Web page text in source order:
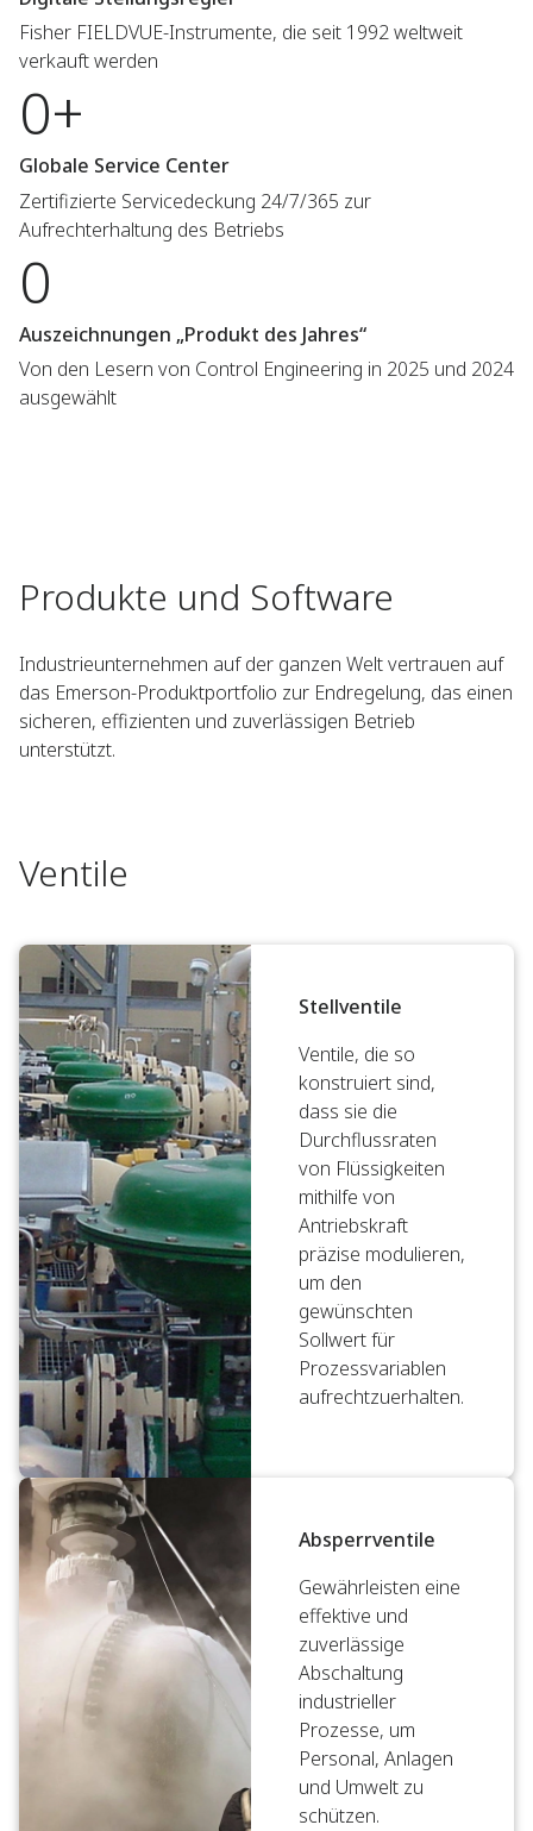
Fisher FIELDVUE-Instrumente, die seit 1992 weltweit
verkauft werden
0+
Globale Service Center
Zertifizierte Servicedeckung 24/7/365 zur
Aufrechterhaltung des Betriebs
0
Auszeichnungen „Produkt des Jahres“
Von den Lesern von Control Engineering in 2025 und 2024
ausgewählt
Produkte und Software
Industrieunternehmen auf der ganzen Welt vertrauen auf
das Emerson-Produktportfolio zur Endregelung, das einen
sicheren, effizienten und zuverlässigen Betrieb
unterstützt.
Ventile
Stellventile
Ventile, die so
konstruiert sind,
dass sie die
Durchflussraten
von Flüssigkeiten
mithilfe von
Antriebskraft
präzise modulieren,
um den
gewünschten
Sollwert für
Prozessvariablen
aufrechtzuerhalten.
Absperrventile
Gewährleisten eine
effektive und
zuverlässige
Abschaltung
industrieller
Prozesse, um
Personal, Anlagen
und Umwelt zu
schützen.